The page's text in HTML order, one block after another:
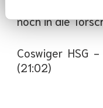
noch in die
Coswiger HSG
(21:02)